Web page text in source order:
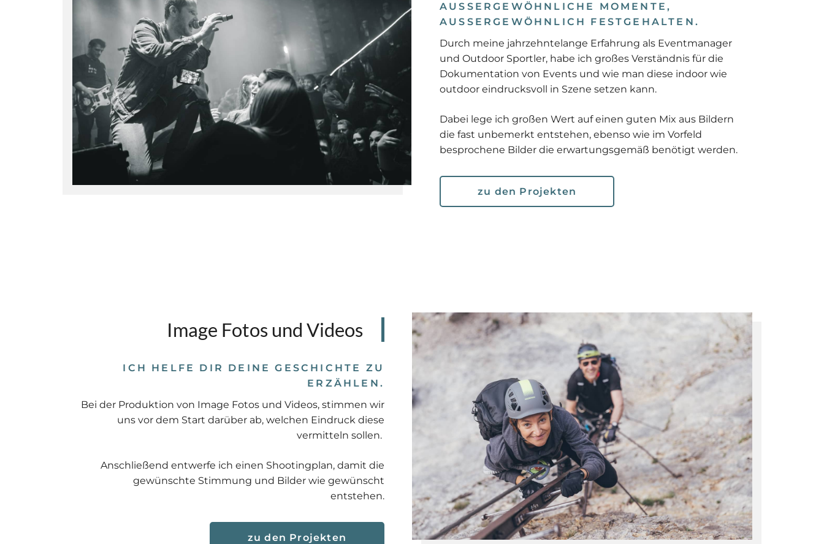
AUSSERGEWÖHNLICHE MOMENTE, A
USSERGEWÖHNLICH FESTGEHALTEN.
Durch meine jahrzehntelange Erfahrung als Eventmanager
und Outdoor Sportler, habe ich großes Verständnis für die
Dokumentation von Events und wie man diese indoor wie
outdoor eindrucksvoll in Szene setzen kann.
Dabei lege ich großen Wert auf einen guten Mix aus Bildern
die fast unbemerkt entstehen, ebenso wie im Vorfeld
besprochene Bilder die erwartungsgemäß benötigt werden.
zu den Projekten
Image Fotos und Videos
ICH HELFE DIR DEINE GESCHICHTE ZU
ERZÄHLEN.
Bei der Produktion von Image Fotos und Videos, stimmen wir
uns vor dem Start darüber ab, welchen Eindruck diese
vermitteln sollen.
Anschließend entwerfe ich einen Shootingplan, damit die
gewünschte Stimmung und Bilder wie gewünscht
entstehen.
zu den Projekten